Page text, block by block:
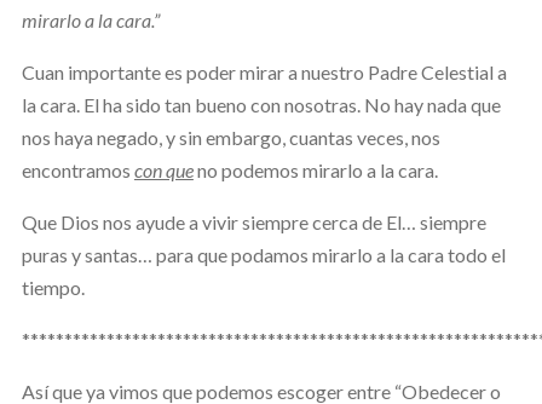
mirarlo a la cara.”
Cuan importante es poder mirar a nuestro Padre Celestial a
la cara. El ha sido tan bueno con nosotras. No hay nada que
nos haya negado, y sin embargo, cuantas veces, nos
encontramos con queno podemos mirarlo a la cara.
Que Dios nos ayude a vivir siempre cerca de El… siempre
puras y santas… para que podamos mirarlo a la cara todo el
tiempo.
Así que ya vimos que podemos escoger entre “Obedecer o